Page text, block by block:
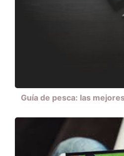
Guía de pesca: las